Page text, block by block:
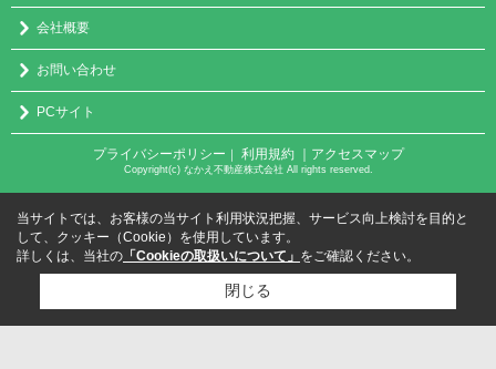
会社概要
お問い合わせ
PCサイト
プライバシーポリシー ｜ 利用規約 ｜アクセスマップ
Copyright(c) なかえ不動産株式会社 All rights reserved.
当サイトでは、お客様の当サイト利用状況把握、サービス向上検討を目的と
して、クッキー（Cookie）を使用しています。
詳しくは、当社の 「Cookieの取扱いについて」 をご確認ください。
閉じる